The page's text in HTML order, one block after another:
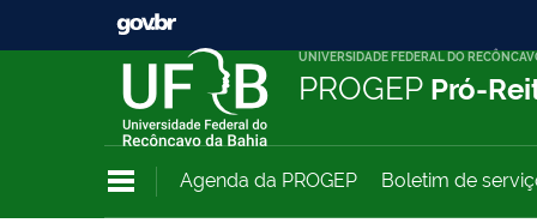
UNIVERSIDADE FEDERAL DO
PROGEP Pró-
Agenda da PROGEP Boletim de